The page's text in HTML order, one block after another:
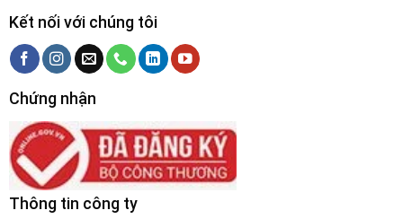
Kết nối với chúng tôi
Chứng nhận
Thông tin công ty